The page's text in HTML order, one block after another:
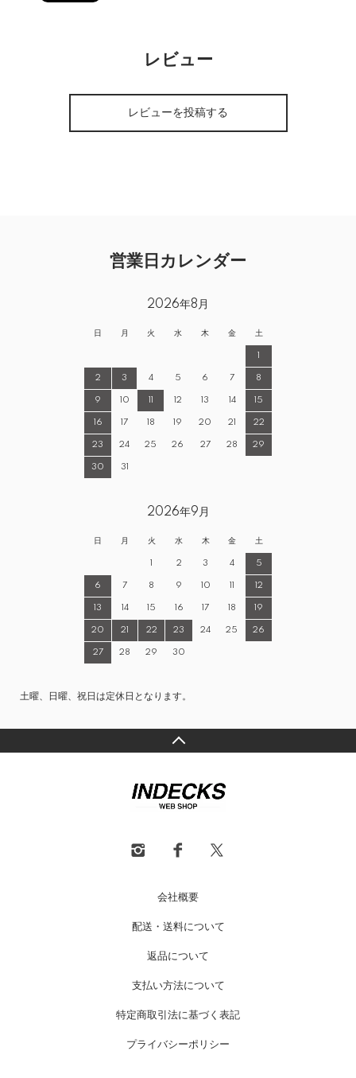
レビュー
レビューを投稿する
営業日カレンダー
2026年8月
日 月 火 水 木 金 土
1
2 3 4 5 6 7 8
9 10 11 12 13 14 15
16 17 18 19 20 21 22
23 24 25 26 27 28 29
30 31
2026年9月
日 月 火 水 木 金 土
1 2 3 4 5
6 7 8 9 10 11 12
13 14 15 16 17 18 19
20 21 22 23 24 25 26
27 28 29 30
土曜、日曜、祝日は定休日となります。
会社概要
配送・送料について
返品について
支払い方法について
特定商取引法に基づく表記
プライバシーポリシー